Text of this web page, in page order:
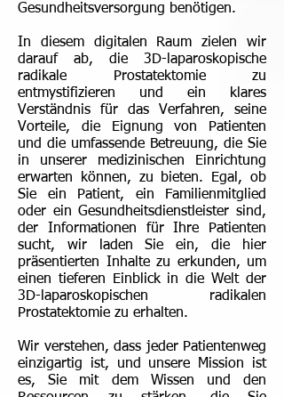
Gesundheitsversorgung benötigen.
In diesem digitalen Raum zielen wir
darauf ab, die 3D-laparoskopische
radikale Prostatektomie zu
entmystifizieren und ein klares
Verständnis für das Verfahren, seine
Vorteile, die Eignung von Patienten
und die umfassende Betreuung, die Sie
in unserer medizinischen Einrichtung
erwarten können, zu bieten. Egal, ob
Sie ein Patient, ein Familienmitglied
oder ein Gesundheitsdienstleister sind,
der Informationen für Ihre Patienten
sucht, wir laden Sie ein, die hier
präsentierten Inhalte zu erkunden, um
einen tieferen Einblick in die Welt der
3D-laparoskopischen radikalen
Prostatektomie zu erhalten.
Wir verstehen, dass jeder Patientenweg
einzigartig ist, und unsere Mission ist
es, Sie mit dem Wissen und den